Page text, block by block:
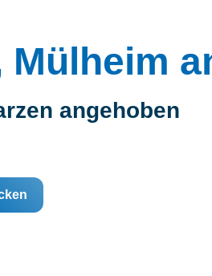
Mülheim
angehoben